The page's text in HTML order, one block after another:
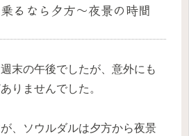
るなら夕方〜夜景の時間
末の午後でしたが、意外にも
りませんでした。
、ソウルダルは夕方から夜景